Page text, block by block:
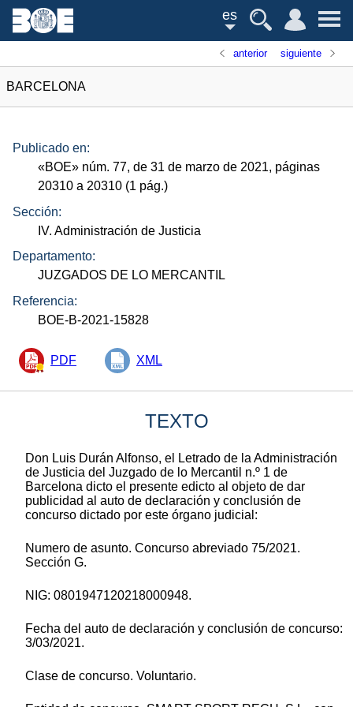
es
anterior siguiente
BARCELONA
Publicado en:
«BOE» núm. 77, de 31 de marzo de 2021, páginas
20310 a 20310 (1 pág.)
Sección:
IV. Administración de Justicia
Departamento:
JUZGADOS DE LO MERCANTIL
Referencia:
BOE-B-2021-15828
PDF XML
TEXTO
Don Luis Durán Alfonso, el Letrado de la Administración
de Justicia del Juzgado de lo Mercantil n.º 1 de
Barcelona dicto el presente edicto al objeto de dar
publicidad al auto de declaración y conclusión de
concurso dictado por este órgano judicial:
Numero de asunto. Concurso abreviado 75/2021.
Sección G.
NIG: 0801947120218000948.
Fecha del auto de declaración y conclusión de concurso:
3/03/2021.
Clase de concurso. Voluntario.